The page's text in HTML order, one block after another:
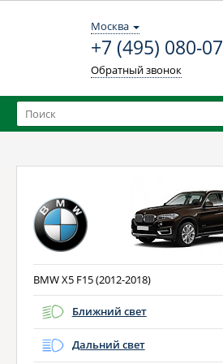
Москва
+7 (495) 080-
Обратный звонок
BMW X5 F15 (2012-2018)
Ближний свет
Дальний свет